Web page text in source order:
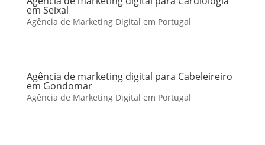
em Seixal
Agência de Marketing Digital em Portugal
Agência de marketing digital para Cabeleireiro
em Gondomar
Agência de Marketing Digital em Portugal